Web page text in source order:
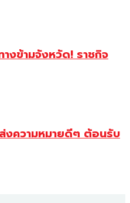
างข้ามจังหวัด! ราชกิจ
งความหมายดีๆ ต้อนรับ